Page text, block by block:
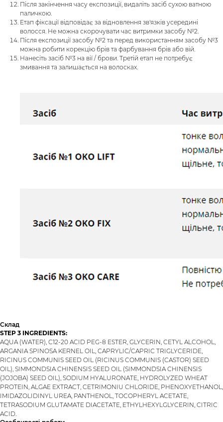
Після закінчення часу експозиції, видаліть засіб сухою ватною
паличкою.
Етап фіксації відповідає за відновлення зв'язків усередині
волосся. Не можна скорочувати час витримки засобу №2.
Після експозиції засобу №2 та перед використанням засобу №3
можна робити корекцію брів та фарбування брів або вій.
Нанесіть засіб №3 на вії / брови. Третій етап не потребує
змивання та залишається на волосках.
Склад
STEP 3 INGREDIENTS:
AQUA (WATER), C12-20 ACID PEG-8 ESTER, GLYCERIN, CETYL ALCOHOL,
ARGANIA SPINOSA KERNEL OIL, CAPRYLIC/CAPRIC TRIGLYCERIDE,
RICINUS COMMUNIS SEED OIL (RICINUS COMMUNIS (CASTOR) SEED
OIL), SIMMONDSIA CHINENSIS SEED OIL (SIMMONDSIA CHINENSIS
(JOJOBA) SEED OIL), SODIUM HYALURONATE, HYDROLYZED WHEAT
PROTEIN, ALGAE EXTRACT, CETRIMONIU CHLORIDE, PHENOXYETHANOL,
IMIDAZOLIDINYL UREA, PANTHENOL, TOCOPHERYL ACETATE,
TETRASODIUM GLUTAMATE DIACETATE, ETHYLHEXYLGLYCERIN, CITRIC
ACID.